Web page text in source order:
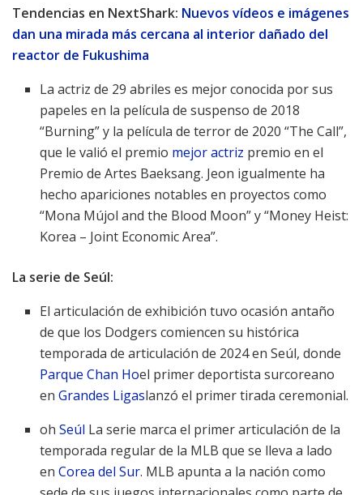
Tendencias en NextShark: Nuevos vídeos e imágenes
dan una mirada más cercana al interior dañado del
reactor de Fukushima
La actriz de 29 abriles es mejor conocida por sus
papeles en la película de suspenso de 2018
“Burning” y la película de terror de 2020 “The Call”,
que le valió el premio mejor actriz premio en el
Premio de Artes Baeksang. Jeon igualmente ha
hecho apariciones notables en proyectos como
“Mona Mújol and the Blood Moon” y “Money Heist:
Korea – Joint Economic Area”.
La serie de Seúl:
El articulación de exhibición tuvo ocasión antaño
de que los Dodgers comiencen su histórica
temporada de articulación de 2024 en Seúl, donde
Parque Chan Hoel primer deportista surcoreano
enGrandes Ligaslanzó el primer tirada ceremonial.
ohSeúl La serie marca el primer articulación de la
temporada regular de la MLB que se lleva a lado
enCorea del Sur. MLB apunta a la nación como